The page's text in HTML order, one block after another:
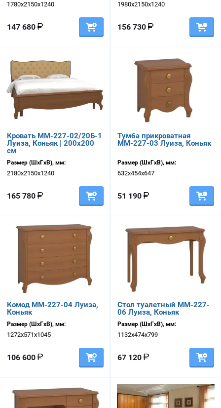
1780х2150х1240
147 680
1980х2150х1240
156 730
Кровать ММ-227-02/20Б-1
Луиза, Коньяк | 200х200
см
Размер (ШхГхВ), мм:
2180х2150х1240
165 780
Тумба прикроватная
ММ-227-03 Луиза, Коньяк
Размер (ШхГхВ), мм:
632х454х647
51 190
Комод ММ-227-04 Луиза,
Коньяк
Размер (ШхГхВ), мм:
1272х571х1045
106 600
Стол туалетный ММ-227-
06 Луиза, Коньяк
Размер (ШхГхВ), мм:
1132х474х799
67 120